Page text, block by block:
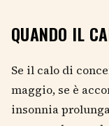
QUANDO IL
Se il calo di
maggio, se è
insonnia